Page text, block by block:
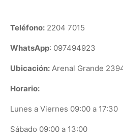
Teléfono: 2204 7015
WhatsApp: 097494923
Ubicación: Arenal Grande
Horario:
Lunes a Viernes 09:00 a 17:30
Sábado 09:00 a 13:00